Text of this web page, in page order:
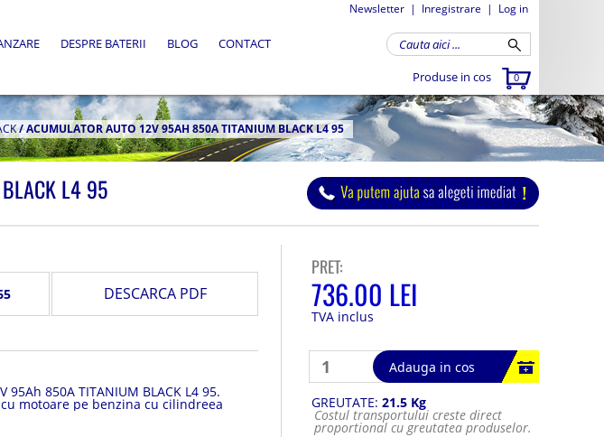
Newsletter | Inregistrare | Log in
Produse in cos 0
DESPRE BATERII BLOG CONTACT
/ACUMULATOR AUTO 12V 95AH 850A TITANIUM BLACK L4 95
L4 95
DESCARCA PDF
850A TITANIUM BLACK L4 95.
motoare pe benzina cu cilindreea
si motoare diesel cu cilindreea de
PRET:
736.00 LEI
TVA inclus
Adauga in cos
GREUTATE: 21.5 Kg
Costul transportului creste direct
proportional cu greutatea produselor.